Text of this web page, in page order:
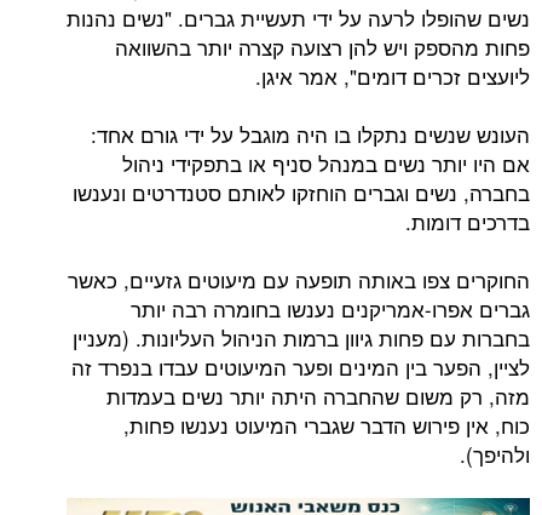
לרעה על ידי תעשיית גברים. "נשים נהנות
ויש להן רצועה קצרה יותר בהשוואה
דומים", אמר איגן.
נתקלו בו היה מוגבל על ידי גורם אחד:
נשים במנהל סניף או בתפקידי ניהול
וגברים הוחזקו לאותם סטנדרטים ונענשו
באותה תופעה עם מיעוטים גזעיים, כאשר
אמריקנים נענשו בחומרה רבה יותר
גיוון ברמות הניהול העליונות. (מעניין
בין המינים ופער המיעוטים עבדו בנפרד זה
שהחברה היתה יותר נשים בעמדות
הדבר שגברי המיעוט נענשו פחות,